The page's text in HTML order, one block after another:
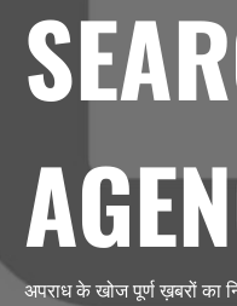
अपराध के खोज पूर्ण ख़बरों का